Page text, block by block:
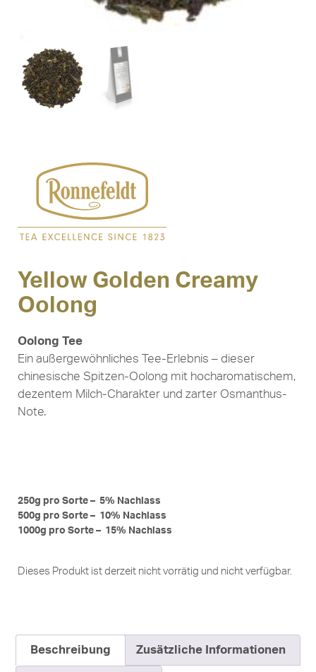
Yellow Golden Creamy
Oolong
Oolong Tee
Ein außergewöhnliches Tee-Erlebnis – dieser
chinesische Spitzen-Oolong mit hocharomatischem,
dezentem Milch-Charakter und zarter Osmanthus-
Note.
250g pro Sorte – 5% Nachlass
500g pro Sorte – 10% Nachlass
1000g pro Sorte – 15% Nachlass
Dieses Produkt ist derzeit nicht vorrätig und nicht verfügbar.
Beschreibung Zusätzliche Informationen